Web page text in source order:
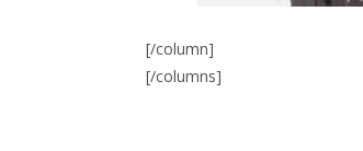
[/column]
[/columns]